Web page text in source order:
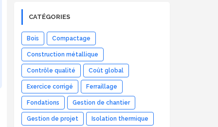
CATÉGORIES
Bois Compactage
Construction métallique
Contrôle qualité Coût global
Exercice corrigé Ferraillage
Fondations Gestion de chantier
Gestion de projet Isolation thermique